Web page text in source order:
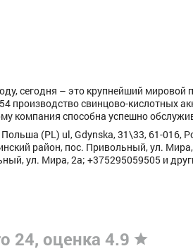
сегодня – это крупнейший мировой
производство свинцово-кислотных
компания способна успешно
(PL) ul, Gdynska, 31\33, 61-016,
район, пос. Привольный, ул.
ул. Мира, 2а; +375295059505 и
24, оценка 4.9